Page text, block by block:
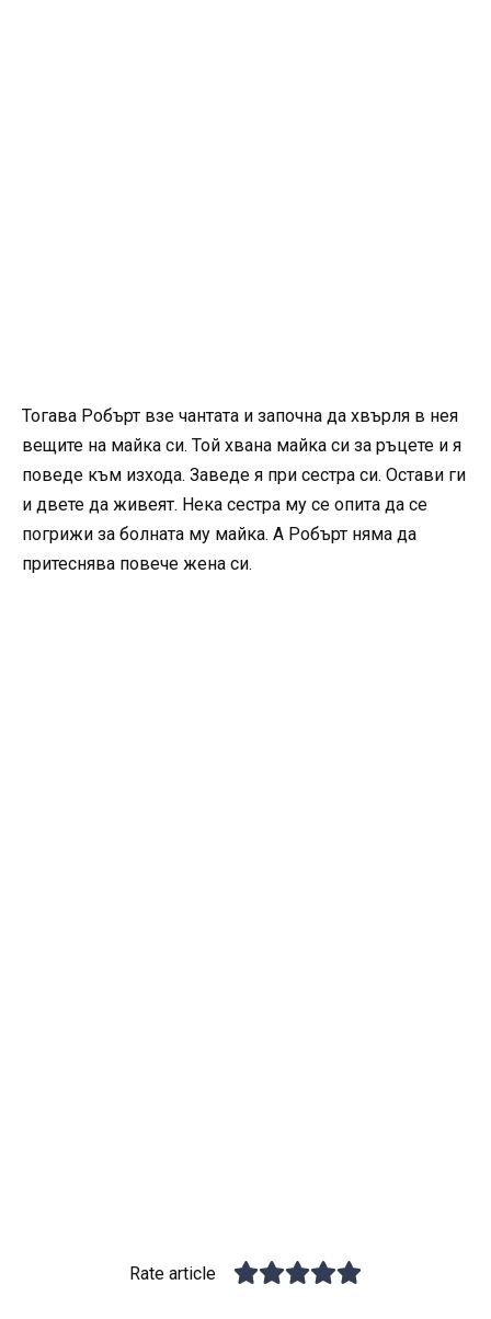
Тогава Робърт взе чантата и започна да хвърля в нея
вещите на майка си. Той хвана майка си за ръцете и я
поведе към изхода. Заведе я при сестра си. Остави ги
и двете да живеят. Нека сестра му се опита да се
погрижи за болната му майка. А Робърт няма да
притеснява повече жена си.
Rate article